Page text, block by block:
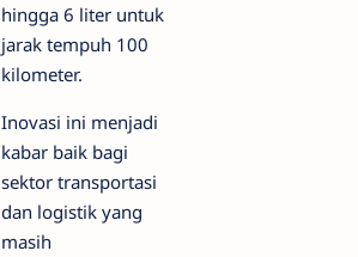
hingga 6 liter untuk
jarak tempuh 100
kilometer.
Inovasi ini menjadi
kabar baik bagi
sektor transportasi
dan logistik yang
masih